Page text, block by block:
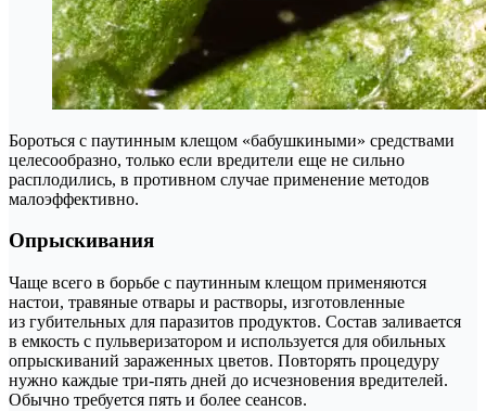
Бороться с паутинным клещом «бабушкиными» средствами
целесообразно, только если вредители еще не сильно
расплодились, в противном случае применение методов
малоэффективно.
Опрыскивания
Чаще всего в борьбе с паутинным клещом применяются
настои, травяные отвары и растворы, изготовленные
из губительных для паразитов продуктов. Состав заливается
в емкость с пульверизатором и используется для обильных
опрыскиваний зараженных цветов. Повторять процедуру
нужно каждые три-пять дней до исчезновения вредителей.
Обычно требуется пять и более сеансов.